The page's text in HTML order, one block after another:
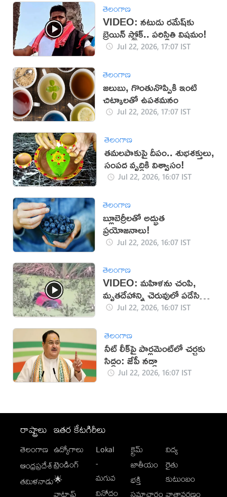
తెలంగాణ
VIDEO: నటుడు రమేష్‌‌కు
బ్రెయిన్ స్ట్రోక్.. పరిస్థితి విషమం!
Jul 22, 2026, 17:07 IST
తెలంగాణ
జలుబు, గొంతునొప్పికి ఇంటి
చిట్కాలతో ఉపశమనం
Jul 22, 2026, 17:07 IST
తెలంగాణ
తమలపాకుపై దీపం.. శుభశక్తులు,
సంపద వృద్ధికి విశ్వాసం!
Jul 22, 2026, 16:07 IST
తెలంగాణ
బ్లూబెర్రీలతో అద్భుత
ప్రయోజనాలు!
Jul 22, 2026, 16:07 IST
తెలంగాణ
VIDEO: మహిళను చంపి,
మృతదేహాన్ని చెరువులో పడేసిన
దుండగులు!
Jul 22, 2026, 16:07 IST
తెలంగాణ
నీట్ లీక్‌పై పార్లమెంట్‌లో చర్చకు
సిద్ధం: జేపీ నడ్డా
Jul 22, 2026, 16:07 IST
రాష్ట్రాలు
తెలంగాణ
ఆంధ్రప్రదేశ్
తమిళనాడు
ఇతర కేటగిరీలు
ఉద్యోగాలు
ట్రెండింగ్
🌟
Lokal
-
మగువ
వినోదం
క్రైమ్
జాతీయం
భక్తి
విద్య
రైతు
కుటుంబం